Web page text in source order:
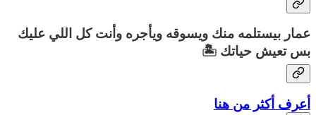
عمار بيستلمه منك ويسوقه ويأجره وأنت كل اللي عليك
بس تعيش حياتك 🏝️
أعرف أكثر من هنا